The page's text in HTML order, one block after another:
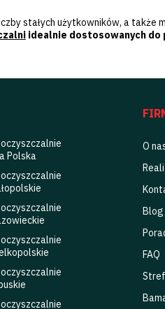
stałych użytkowników, a także
idealnie dostosowanych do
Polska
O
Blog
FAQ